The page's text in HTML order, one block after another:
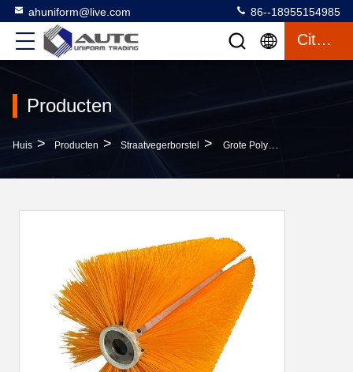
ahuniform@live.com 86--18955154985
Citaat
Producten
Huis > Producten > Straatvegerborstel > Grote Poly Schoonmakende De Wegborstel Van Buisbezems